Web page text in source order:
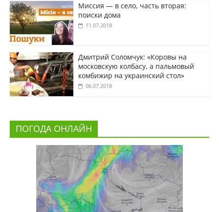
Миссия — в село, часть вторая:
поиски дома
11.07.2018
Дмитрий Соломчук: «Коровы на
московскую колбасу, а пальмовый
комбижир на украинский стол»
06.07.2018
ПОГОДА ОНЛАЙН